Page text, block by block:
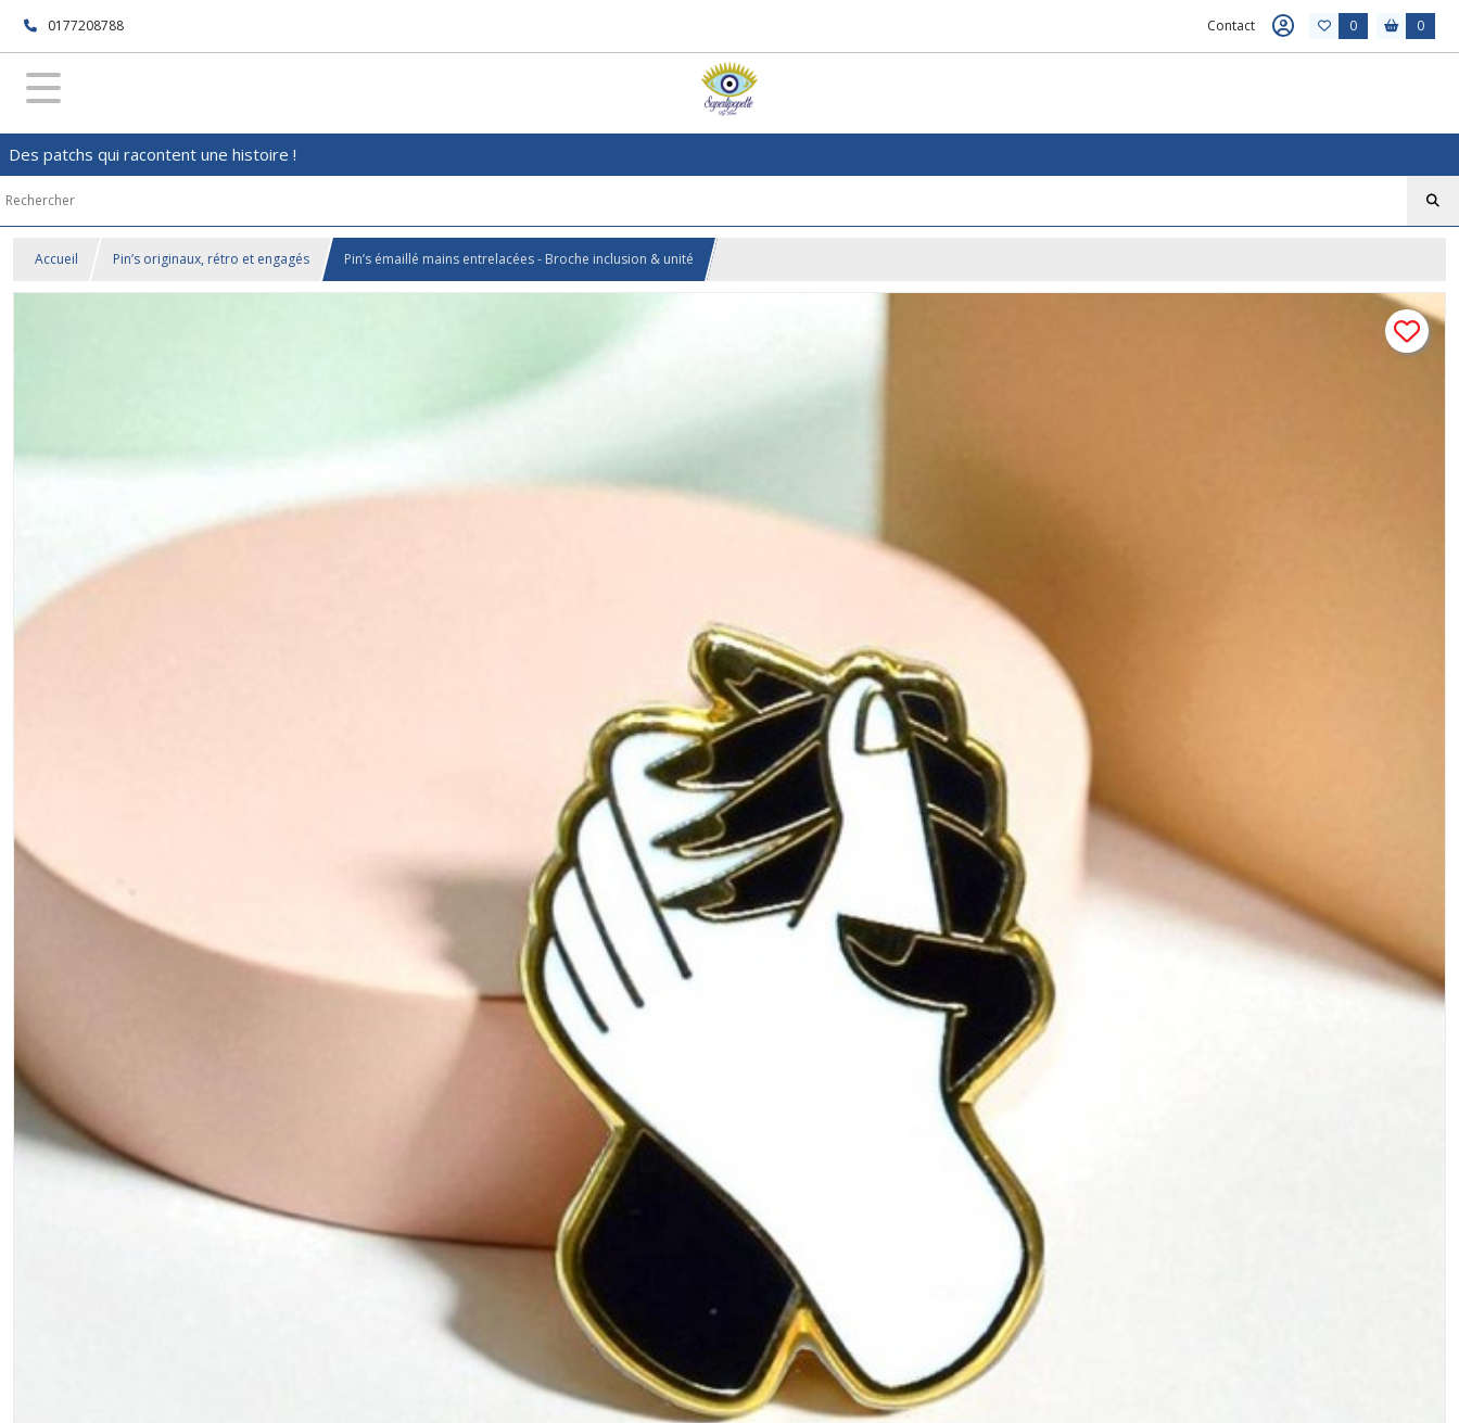
0177208788 Contact 0 0
Des patchs qui racontent une histoire !
Accueil Pin’s originaux, rétro et engagés Pin’s émaillé mains entrelacées - Broche inclusion & unité